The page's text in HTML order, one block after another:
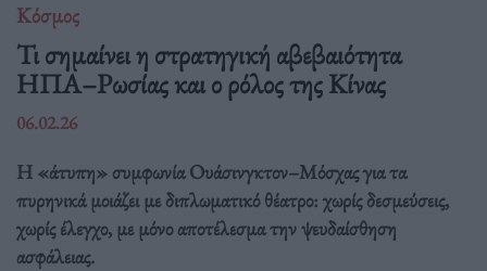
Κόσμος
Τι σημαίνει η στρατηγική αβεβαιότητα
ΗΠΑ–Ρωσίας και ο ρόλος της Κίνας
06.02.26
Η «άτυπη» συμφωνία Ουάσινγκτον–Μόσχας για τα
πυρηνικά μοιάζει με διπλωματικό θέατρο: χωρίς δεσμεύσεις,
χωρίς έλεγχο, με μόνο αποτέλεσμα την ψευδαίσθηση
ασφάλειας.